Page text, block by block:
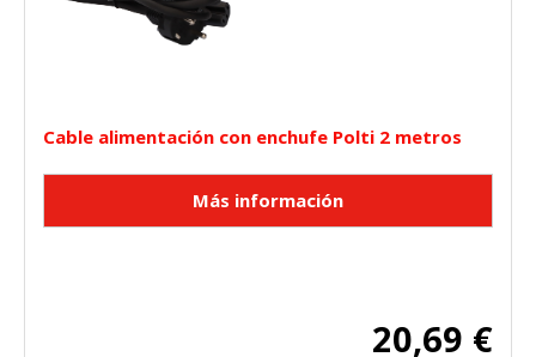
Cable alimentación con enchufe Polti 2 metros
20,69 €